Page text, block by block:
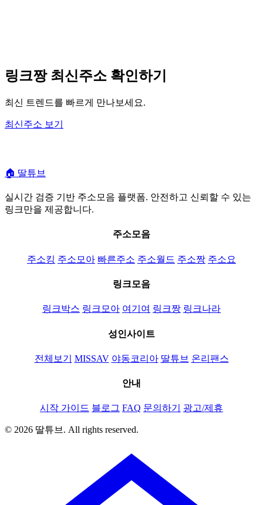
링크짱 최신주소 확인하기
최신 트렌드를 빠르게 만나보세요.
최신주소 보기
🏠 딸튜브
실시간 검증 기반 주소모음 플랫폼. 안전하고 신뢰할 수 있는
링크만을 제공합니다.
주소모음
주소킹 주소모아 빠른주소 주소월드 주소짱 주소요
링크모음
링크박스 링크모아 여기여 링크짱 링크나라
성인사이트
전체보기 MISSAV 야동코리아 딸튜브 온리팬스
안내
시작 가이드 블로그 FAQ 문의하기 광고/제휴
© 2026 딸튜브. All rights reserved.